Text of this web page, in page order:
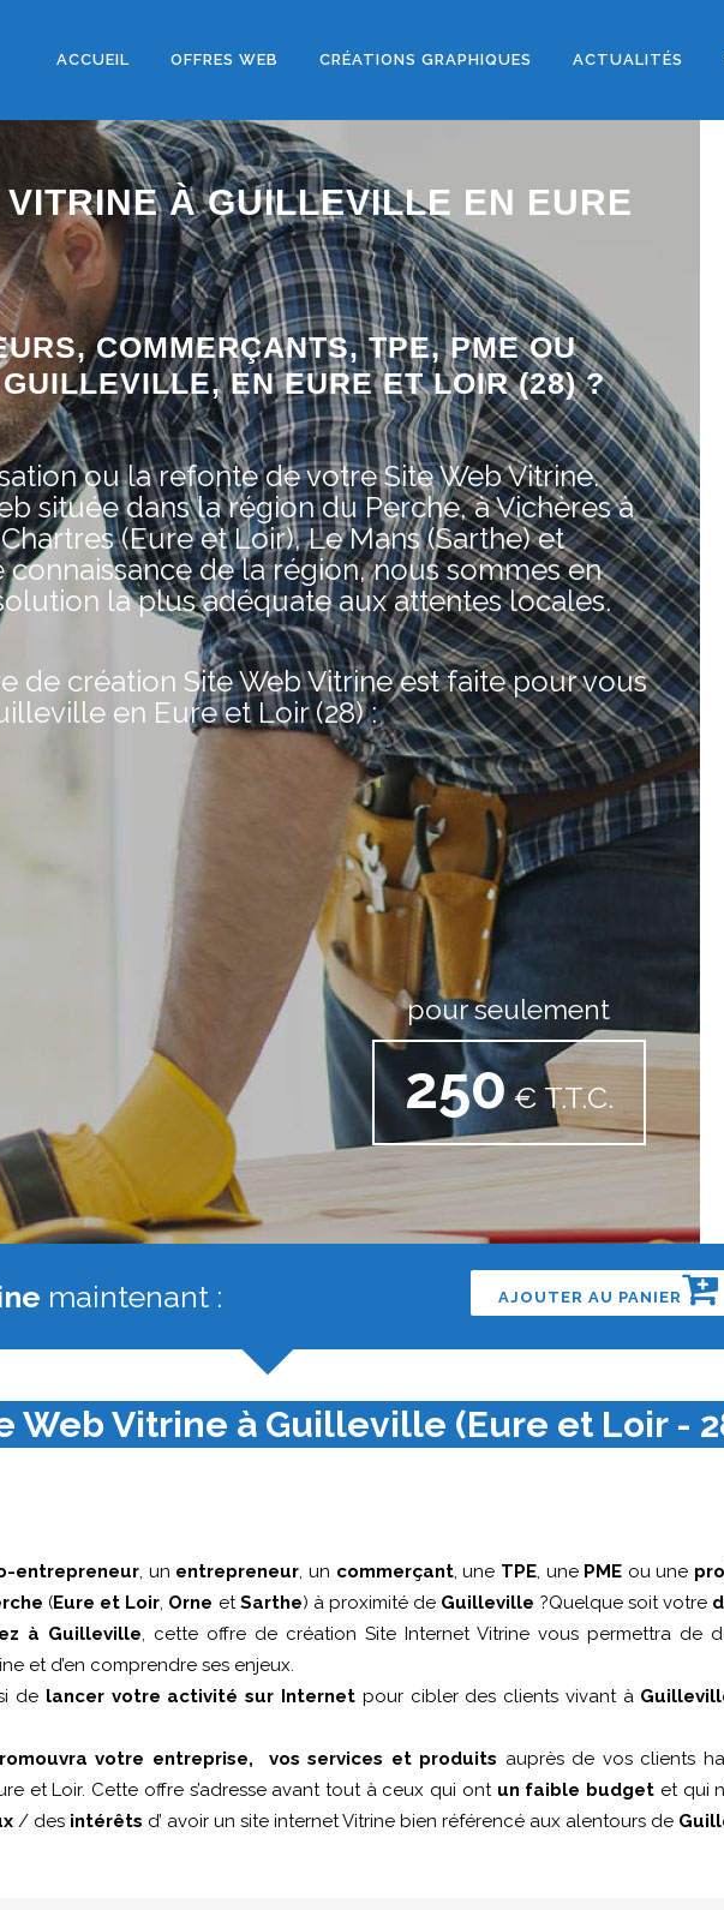
ACCUEIL OFFRES WEB CRÉATIONS GRAPHIQUES ACTUALITÉS
À GUILLEVILLE EN EURE
COMMERÇANTS, TPE, PME OU
EN EURE ET LOIR (28) ?
ou la refonte de votre Site Web Vitrine.
située dans la région du Perche, à Vichères à
(Eure et Loir), Le Mans (Sarthe) et
de la région, nous sommes en
la plus adéquate aux attentes locales.
de création Site Web Vitrine est faite pour vous
en Eure et Loir (28) :
pour seulement
250€ T.T.C.
maintenant : AJOUTER AU PANIER
Web Vitrine à Guilleville (Eure et Loir -
entrepreneur, un entrepreneur, un commerçant, une TPE, une PME ou une
(Eure et Loir, Orne etSarthe) à proximité de Guilleville ?Quelque soit votre
à Guilleville, cette offre de création Site Internet Vitrine vous permettra de
et d’en comprendre ses enjeux.
de lancer votre activité sur Internetpour cibler des clients vivant à
votre entreprise, vos services et produits auprès de vos clients
et Loir. Cette offre s’adresse avant tout à ceux qui ont un faible budget et qui
/ des intérêts d’ avoir un site internet Vitrine bien référencé aux alentours de